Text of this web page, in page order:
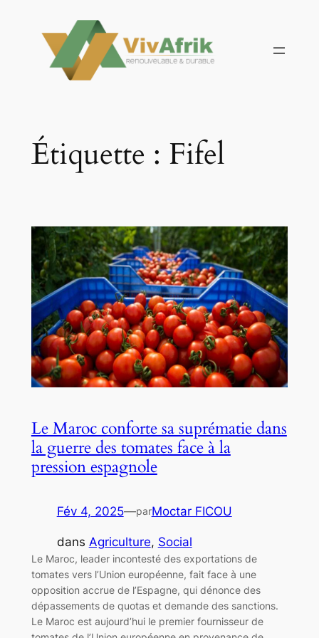
contenu
Étiquette : Fifel
Le Maroc conforte sa suprématie dans
la guerre des tomates face à la
pression espagnole
Fév 4, 2025—parMoctar FICOU
dans Agriculture, Social
Le Maroc, leader incontesté des exportations de
tomates vers l’Union européenne, fait face à une
opposition accrue de l’Espagne, qui dénonce des
dépassements de quotas et demande des sanctions.
Le Maroc est aujourd’hui le premier fournisseur de